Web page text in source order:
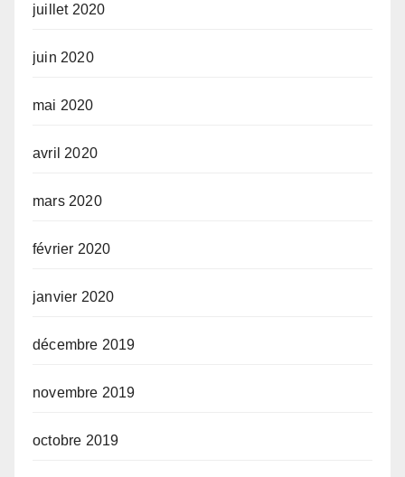
juillet 2020
juin 2020
mai 2020
avril 2020
mars 2020
février 2020
janvier 2020
décembre 2019
novembre 2019
octobre 2019